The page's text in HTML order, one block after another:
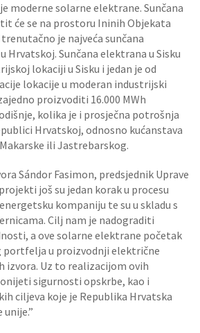
moderne solarne elektrane. Sunčana
će se na prostoru Ininih Objekata
je najveća sunčana
Hrvatskoj. Sunčana elektrana u Sisku
lokaciji u Sisku i jedan je od
lokacije u moderan industrijski
proizvoditi 16.000 MWh
kolika je i prosječna potrošnja
Hrvatskoj, odnosno kućanstava
ili Jastrebarskog.
Sándor Fasimon, predsjednik Uprave
još su jedan korak u procesu
kompaniju te su u skladu s
Cilj nam je nadograditi
a ove solarne elektrane početak
portfelja u proizvodnji električne
izvora. Uz to realizacijom ovih
sigurnosti opskrbe, kao i
ciljeva koje je Republika Hrvatska